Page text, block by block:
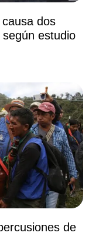
dos
estudio
de